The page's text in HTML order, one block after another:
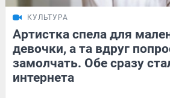
КУЛЬТУРА
Артистка спела для
девочки, а та вдруг
замолчать. Обе сразу
интернета